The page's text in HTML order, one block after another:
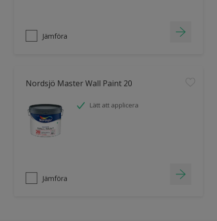
Jämföra
Nordsjö Master Wall Paint 20
Lätt att applicera
Jämföra